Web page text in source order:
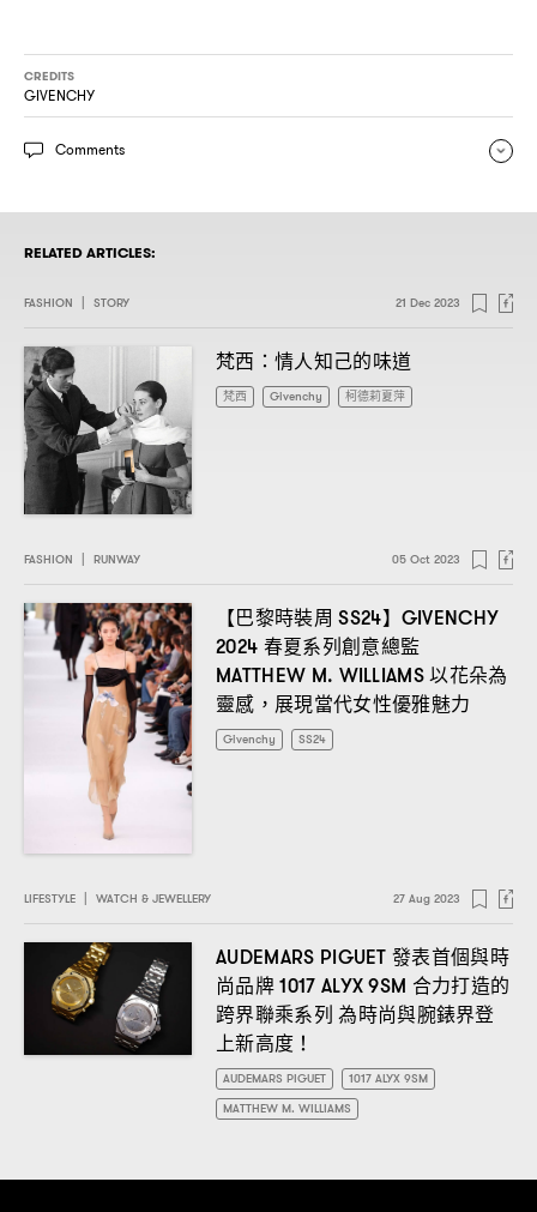
CREDITS
GIVENCHY
Comments
RELATED ARTICLES:
FASHION | STORY 21 Dec 2023
梵西 ： 情人知己的味道
梵西 Givenchy 柯德莉夏萍
FASHION | RUNWAY 05 Oct 2023
【巴黎時裝周 SS24】 GIVENCHY
2024 春夏系列創意總監
MATTHEW M. WILLIAMS以花朵為
靈感 ， 展現當代女性優雅魅力
Givenchy SS24
LIFESTYLE WATCH & JEWELLERY 27 Aug 2023
AUDEMARS PIGUET發表首個與時
尚品牌1017 ALYX 9SM 合力打造的
跨界聯乘系列 為時尚與腕錶界登
上新高度 ！
AUDEMARS PIGUET
1017 ALYX 9SM
MATTHEW M. WILLIAMS